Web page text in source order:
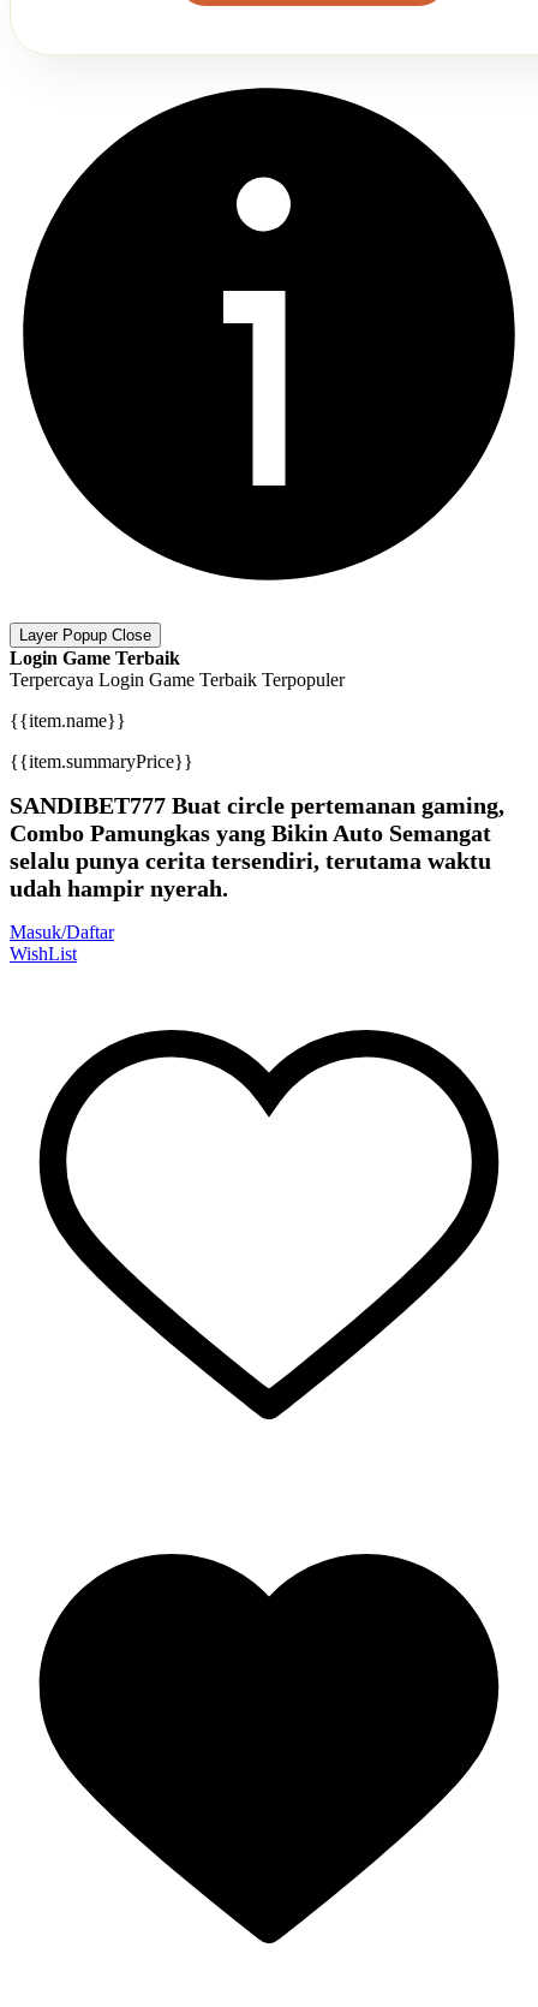
Layer Popup Close
Login Game Terbaik
Terpercaya Login Game Terbaik Terpopuler
{{item.name}}
{{item.summaryPrice}}
SANDIBET777 Buat circle pertemanan gaming,
Combo Pamungkas yang Bikin Auto Semangat
selalu punya cerita tersendiri, terutama waktu
udah hampir nyerah.
Masuk/Daftar
WishList